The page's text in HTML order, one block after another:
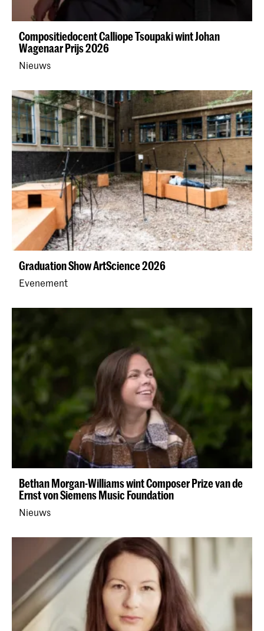
Compositiedocent Calliope Tsoupaki wint Johan
Wagenaar Prijs 2026
Nieuws
Graduation Show ArtScience 2026
Evenement
Bethan Morgan-Williams wint Composer Prize van de
Ernst von Siemens Music Foundation
Nieuws